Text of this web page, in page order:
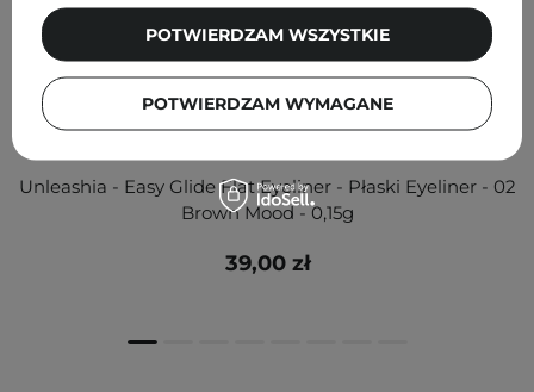
Unleashia - Easy Glide Flat Eyeliner - Płaski Eyeliner - 02
Brown Mood - 0,15g
39,00 zł
POTWIERDZAM WYMAGANE
POTWIERDZAM WSZYSTKIE